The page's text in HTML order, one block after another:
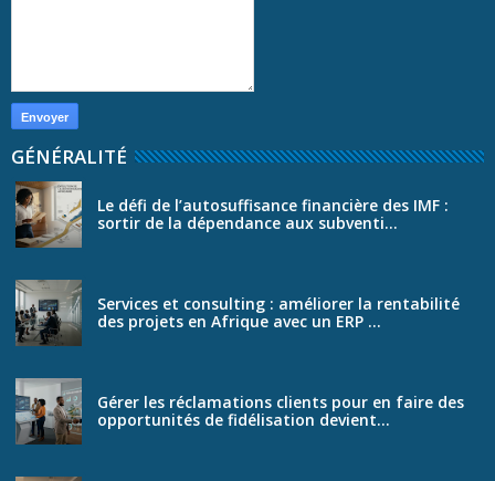
GÉNÉRALITÉ
Le défi de l’autosuffisance financière des IMF :
sortir de la dépendance aux subventi...
Services et consulting : améliorer la rentabilité
des projets en Afrique avec un ERP ...
Gérer les réclamations clients pour en faire des
opportunités de fidélisation devient...